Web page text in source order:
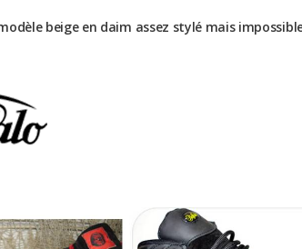
beige en daim assez stylé mais